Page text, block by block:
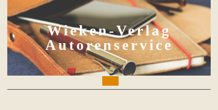
to
content
Wieken-Verlag
Autorenservice